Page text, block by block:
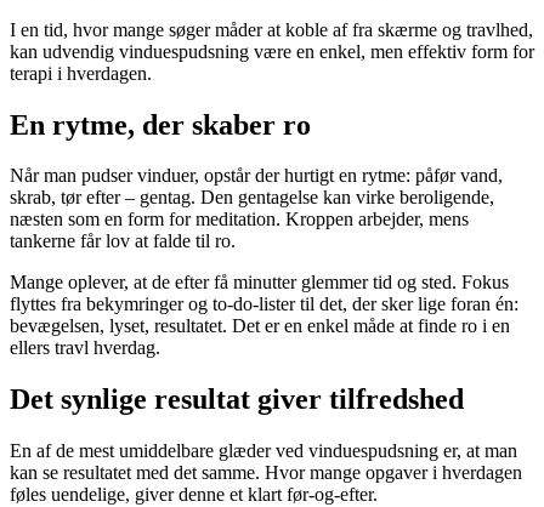
I en tid, hvor mange søger måder at koble af fra skærme og travlhed,
kan udvendig vinduespudsning være en enkel, men effektiv form for
terapi i hverdagen.
En rytme, der skaber ro
Når man pudser vinduer, opstår der hurtigt en rytme: påfør vand,
skrab, tør efter – gentag. Den gentagelse kan virke beroligende,
næsten som en form for meditation. Kroppen arbejder, mens
tankerne får lov at falde til ro.
Mange oplever, at de efter få minutter glemmer tid og sted. Fokus
flyttes fra bekymringer og to-do-lister til det, der sker lige foran én:
bevægelsen, lyset, resultatet. Det er en enkel måde at finde ro i en
ellers travl hverdag.
Det synlige resultat giver tilfredshed
En af de mest umiddelbare glæder ved vinduespudsning er, at man
kan se resultatet med det samme. Hvor mange opgaver i hverdagen
føles uendelige, giver denne et klart før-og-efter.